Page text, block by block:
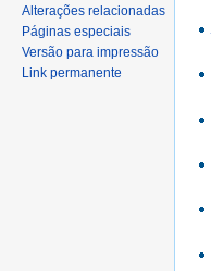
Alterações relacionadas
Páginas especiais
Versão para impressão
Link permanente